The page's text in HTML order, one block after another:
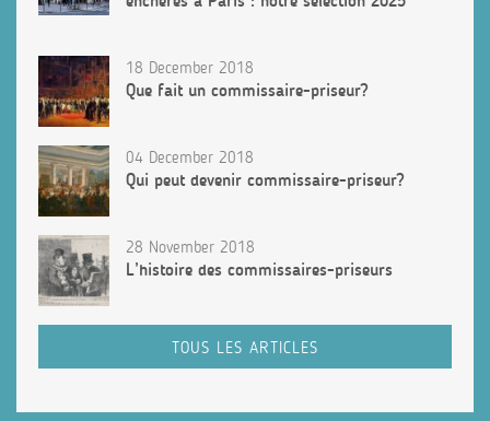
18 December 2018
Que fait un commissaire-priseur?
04 December 2018
Qui peut devenir commissaire-priseur?
28 November 2018
L’histoire des commissaires-priseurs
TOUS LES ARTICLES